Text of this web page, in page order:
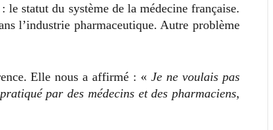
statut du système de la médecine française.
l’industrie pharmaceutique. Autre problème
Elle nous a affirmé : «Je ne voulais pas
par des médecins et des pharmaciens,